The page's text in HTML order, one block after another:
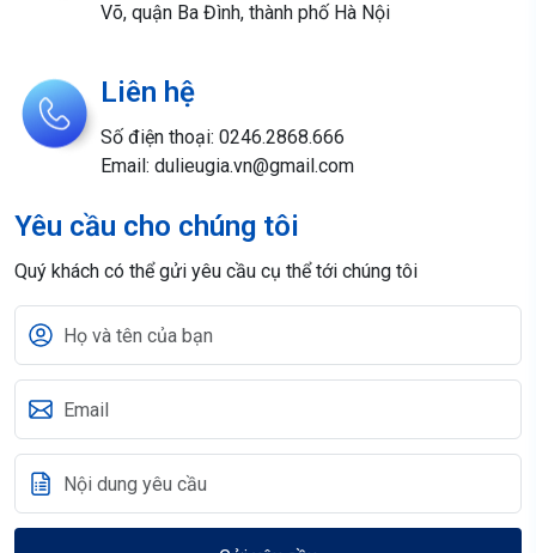
Võ, quận Ba Đình, thành phố Hà Nội
Liên hệ
Số điện thoại: 0246.2868.666
Email: dulieugia.vn@gmail.com
Yêu cầu cho chúng tôi
Quý khách có thể gửi yêu cầu cụ thể tới chúng tôi